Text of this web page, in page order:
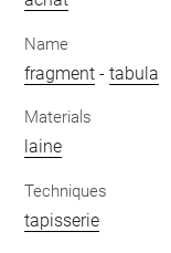
Name
fragment -tabula
Materials
laine
Techniques
tapisserie